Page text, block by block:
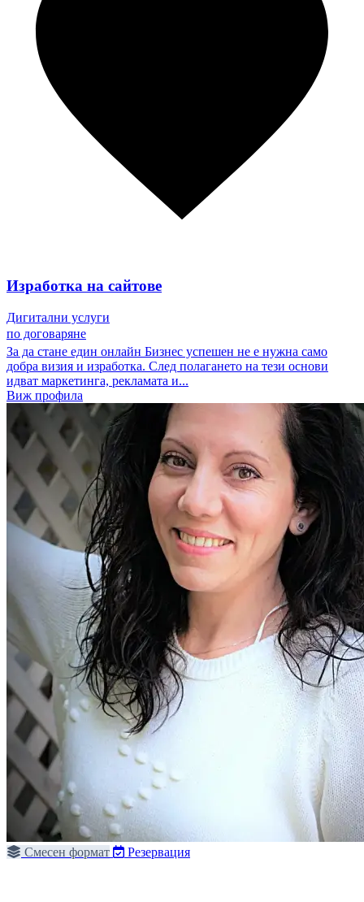
Изработка на сайтове
Дигитални услуги
по договаряне
За да стане един онлайн Бизнес успешен не е нужна само
добра визия и изработка. След полагането на тези основи
идват маркетинга, рекламата и...
Виж профила
Смесен формат Резервация